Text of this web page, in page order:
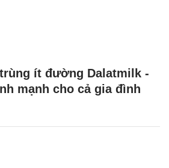
ít đường Dalatmilk -
mạnh cho cả gia đình